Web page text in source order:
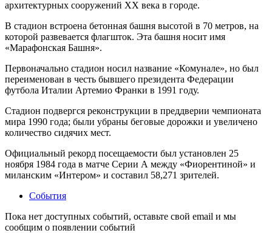
архитектурных сооружений XX века в городе.
В стадион встроена бетонная башня высотой в 70 метров, на
которой развевается флагшток. Эта башня носит имя
«Марафонская Башня».
Первоначально стадион носил название «Комунале», но был
переименован в честь бывшего президента Федерации
футбола Италии Артемио Франки в 1991 году.
Стадион подвергся реконструкции в преддверии чемпионата
мира 1990 года; были убраны беговые дорожки и увеличено
количество сидячих мест.
Официальный рекорд посещаемости был установлен 25
ноября 1984 года в матче Серии А между «Фиорентиной» и
миланским «Интером» и составил 58,271 зрителей.
События
Пока нет доступных событий, оставьте свой email и мы
сообщим о появлении событий